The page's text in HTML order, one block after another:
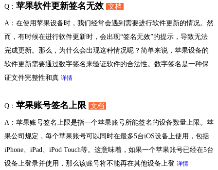
Q： 苹果软件更新签名无效 文档
A：在使用苹果设备时，我们经常会遇到需要进行软件更新的情况。然
而，有时候在进行软件更新时，会出现“签名无效”的提示，导致无法
完成更新。那么，为什么会出现这种情况呢？简单来说，苹果设备的
软件更新需要通过数字签名来验证软件的合法性。数字签名是一种保
证文件完整性和真 详情
Q： 苹果账号签名上限 文档
A：苹果账号签名上限是指一个苹果账号所能签名的设备数量上限。苹
果公司规定，每个苹果账号可以同时在最多5台iOS设备上使用，包括
iPhone、iPad、iPod Touch等。这意味着，如果一个苹果账号已经在5台
设备上登录并使用，那么该账号将不能再在其他设备上登 详情